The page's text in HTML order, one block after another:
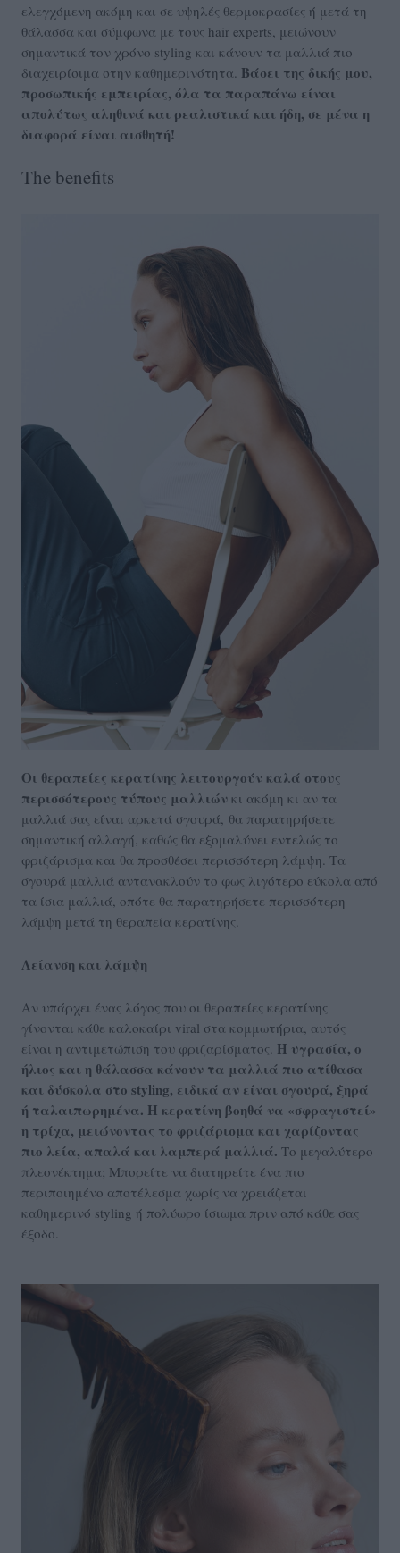
ελεγχόμενη ακόμη και σε υψηλές θερμοκρασίες ή μετά τη
θάλασσα και σύμφωνα με τους hair experts, μειώνουν
σημαντικά τον χρόνο styling και κάνουν τα μαλλιά πιο
διαχειρίσιμα στην καθημερινότητα. Βάσει της δικής μου,
προσωπικής εμπειρίας, όλα τα παραπάνω είναι
απολύτως αληθινά και ρεαλιστικά και ήδη, σε μένα η
διαφορά είναι αισθητή!
The benefits
Οι θεραπείες κερατίνης λειτουργούν καλά στους
περισσότερους τύπους μαλλιών κι ακόμη κι αν τα
μαλλιά σας είναι αρκετά σγουρά, θα παρατηρήσετε
σημαντική αλλαγή, καθώς θα εξομαλύνει εντελώς το
φριζάρισμα και θα προσθέσει περισσότερη λάμψη. Τα
σγουρά μαλλιά αντανακλούν το φως λιγότερο εύκολα από
τα ίσια μαλλιά, οπότε θα παρατηρήσετε περισσότερη
λάμψη μετά τη θεραπεία κερατίνης.
Λείανση και λάμψη
Αν υπάρχει ένας λόγος που οι θεραπείες κερατίνης
γίνονται κάθε καλοκαίρι viral στα κομμωτήρια, αυτός
είναι η αντιμετώπιση του φριζαρίσματος. Η υγρασία, ο
ήλιος και η θάλασσα κάνουν τα μαλλιά πιο ατίθασα
και δύσκολα στο styling, ειδικά αν είναι σγουρά, ξηρά
ή ταλαιπωρημένα. Η κερατίνη βοηθά να «σφραγιστεί»
η τρίχα, μειώνοντας το φριζάρισμα και χαρίζοντας
πιο λεία, απαλά και λαμπερά μαλλιά. Το μεγαλύτερο
πλεονέκτημα; Μπορείτε να διατηρείτε ένα πιο
περιποιημένο αποτέλεσμα χωρίς να χρειάζεται
καθημερινό styling ή πολύωρο ίσιωμα πριν από κάθε σας
έξοδο.